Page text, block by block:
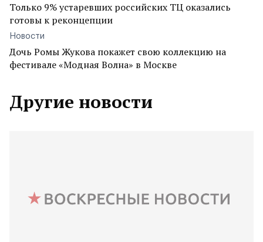
Только 9% устаревших российских ТЦ оказались
готовы к реконцепции
Новости
Дочь Ромы Жукова покажет свою коллекцию на
фестивале «Модная Волна» в Москве
Другие новости